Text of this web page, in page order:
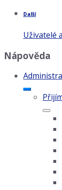
Další
Uživatelé
Nápověda